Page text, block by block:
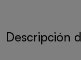
Descripción